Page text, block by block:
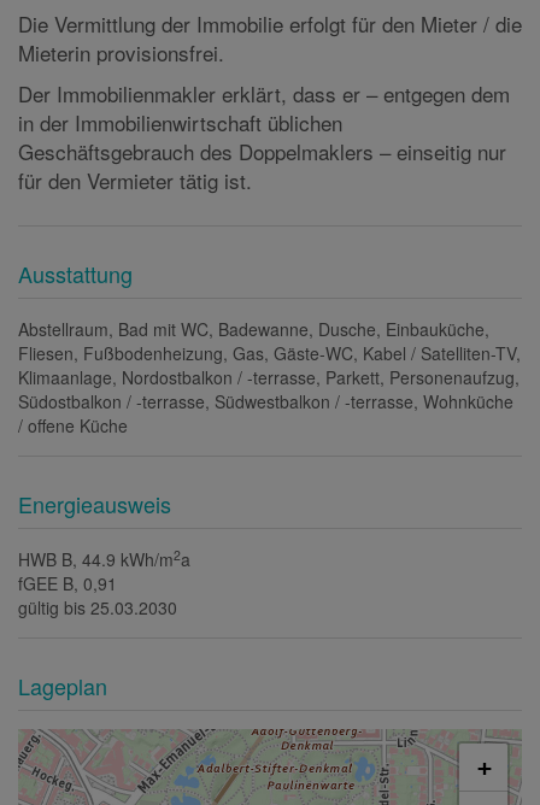
Die Vermittlung der Immobilie erfolgt für den Mieter / die
Mieterin provisionsfrei.
Der Immobilienmakler erklärt, dass er – entgegen dem
in der Immobilienwirtschaft üblichen
Geschäftsgebrauch des Doppelmaklers – einseitig nur
für den Vermieter tätig ist.
Ausstattung
Abstellraum Bad mit WC Badewanne Dusche Einbauküche
Fliesen Fußbodenheizung Gas Gäste-WC Kabel / Satelliten-TV
Klimaanlage Nordostbalkon / -terrasse Parkett Personenaufzug
Südostbalkon / -terrasse Südwestbalkon / -terrasse Wohnküche
/ offene Küche
Energieausweis
HWB B, 44.9 kWh/m2a
fGEE B, 0,91
gültig bis 25.03.2030
Lageplan
+